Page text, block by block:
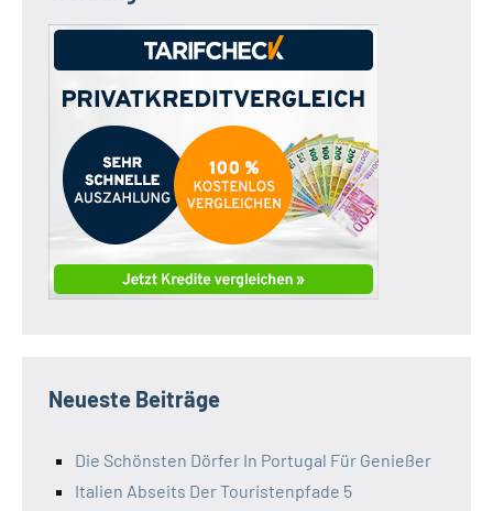
Neueste Beiträge
Die Schönsten Dörfer In Portugal Für Genießer
Italien Abseits Der Touristenpfade 5